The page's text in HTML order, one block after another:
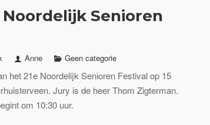
Senioren
Anne Geen categorie
het 21e Noordelijk Senioren Festival op 15
Jury is de heer Thom Zigterman.
om 10:30 uur.